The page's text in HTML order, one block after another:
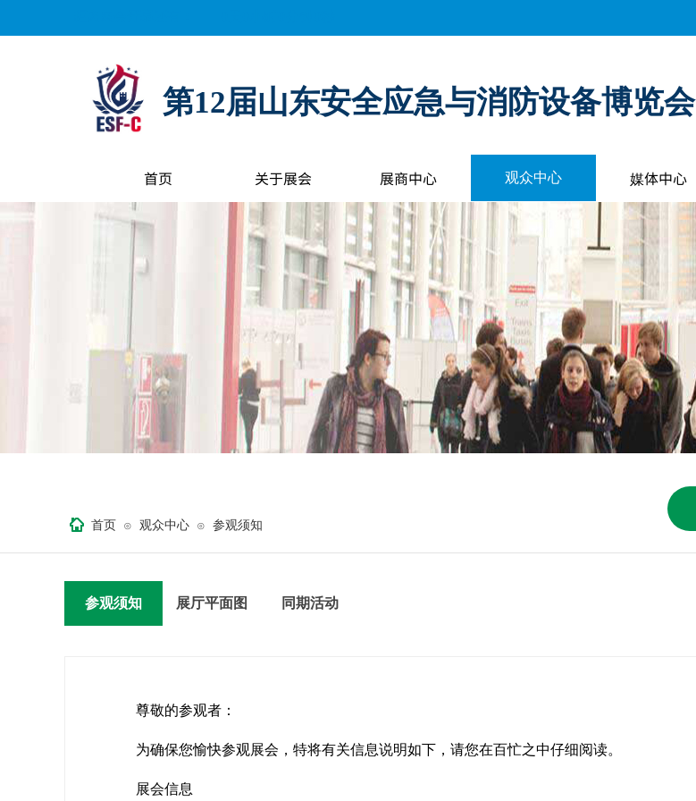
第12届山东安全应急与消防设备博览会
首页 关于展会 展商中心 观众中心 媒体中心
首页 ⊙ 观众中心 ⊙ 参观须知
参观须知 展厅平面图 同期活动
尊敬的参观者：
为确保您愉快参观展会，特将有关信息说明如下，请您在百忙之中仔细阅读。
展会信息